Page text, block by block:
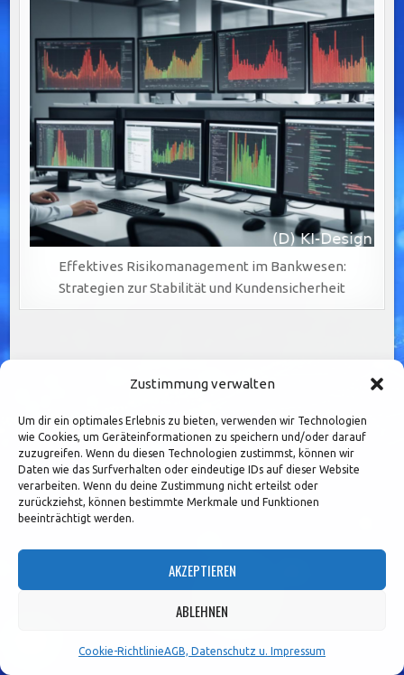
Zustimmung verwalten
Um dir ein optimales Erlebnis zu bieten, verwenden wir Technologien
wie Cookies, um Geräteinformationen zu speichern und/oder darauf
zuzugreifen. Wenn du diesen Technologien zustimmst, können wir
Daten wie das Surfverhalten oder eindeutige IDs auf dieser Website
verarbeiten. Wenn du deine Zustimmung nicht erteilst oder
zurückziehst, können bestimmte Merkmale und Funktionen
beeinträchtigt werden.
AKZEPTIEREN
ABLEHNEN
Cookie-RichtlinieAGB, Datenschutz u. Impressum
Effektives Risikomanagement im Bankwesen:
Strategien zur Stabilität und Kundensicherheit
Seitennummerierung
Beiträge
Search
for:
ARCHIV